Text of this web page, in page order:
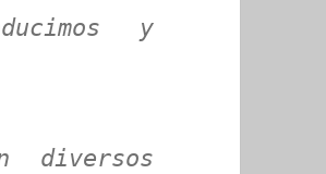
y
diversos